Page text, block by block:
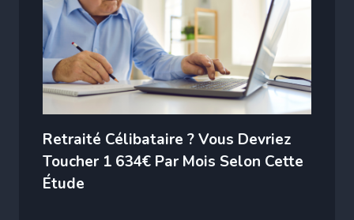
Retraité Célibataire ? Vous Devriez
Toucher 1 634€ Par Mois Selon Cette
Étude